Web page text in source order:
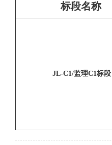
标段名称
JL-C1/监理C1标段